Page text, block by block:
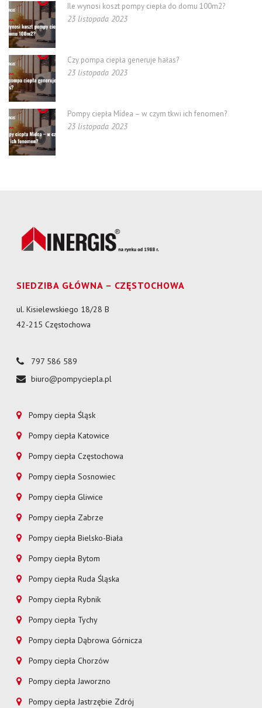
Ile wynosi koszt pompy ciepła do domu 100m2?
23 listopada 2023
Czy pompa ciepła generuje hałas?
23 listopada 2023
Pompy ciepła Midea – w czym tkwi ich fenomen?
23 listopada 2023
SIEDZIBA GŁÓWNA – CZĘSTOCHOWA
ul. Kisielewskiego 18/28 B
42-215 Częstochowa
797 586 589
biuro@pompyciepla.pl
Pompy ciepła Śląsk
Pompy ciepła Katowice
Pompy ciepła Częstochowa
Pompy ciepła Sosnowiec
Pompy ciepła Gliwice
Pompy ciepła Zabrze
Pompy ciepła Bielsko-Biała
Pompy ciepła Bytom
Pompy ciepła Ruda Śląska
Pompy ciepła Rybnik
Pompy ciepła Tychy
Pompy ciepła Dąbrowa Górnicza
Pompy ciepła Chorzów
Pompy ciepła Jaworzno
Pompy ciepła Jastrzębie Zdrój